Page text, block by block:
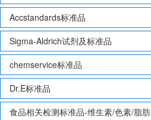
Accstandards标准品
Sigma-Aldrich试剂及标准品
chemservice标准品
Dr.E标准品
食品相关检测标准品-维生素/色素/脂肪